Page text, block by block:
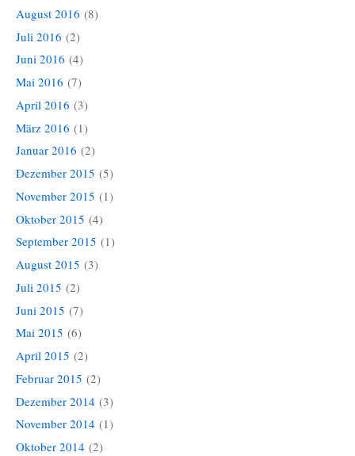
August 2016 (8)
Juli 2016 (2)
Juni 2016 (4)
Mai 2016 (7)
April 2016 (3)
März 2016 (1)
Januar 2016 (2)
Dezember 2015 (5)
November 2015 (1)
Oktober 2015 (4)
September 2015 (1)
August 2015 (3)
Juli 2015 (2)
Juni 2015 (7)
Mai 2015 (6)
April 2015 (2)
Februar 2015 (2)
Dezember 2014 (3)
November 2014 (1)
Oktober 2014 (2)